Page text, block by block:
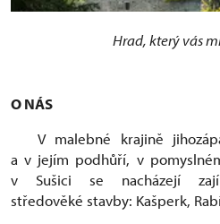
Hrad, který vás
O NÁS
V malebné krajině
a v jejím podhůří, v
v Sušici se nacházejí
středověké stavby: Kašperk,